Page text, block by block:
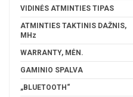
VIDINĖS ATMINTIES TIPAS
ATMINTIES TAKTINIS DAŽNIS,
MHz
WARRANTY, MĖN.
GAMINIO SPALVA
„BLUETOOTH“